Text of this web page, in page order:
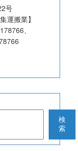
号
運搬業】
、
検
索